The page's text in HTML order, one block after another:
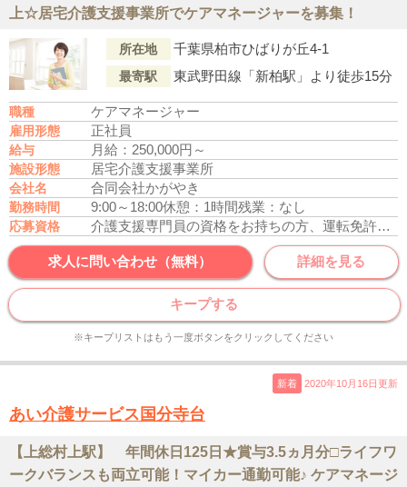
上☆居宅介護支援事業所でケアマネージャーを募集！
所在地 千葉県柏市ひばりが丘4-1
最寄駅 東武野田線「新柏駅」より徒歩15分
職種 ケアマネージャー
雇用形態 正社員
給与 月給：250,000円～
施設形態 居宅介護支援事業所
会社名 合同会社かがやき
勤務時間 9:00～18:00休憩：1時間残業：なし
応募資格 介護支援専門員の資格をお持ちの方、運転免許あれば尚可
求人に問い合わせ（無料） 詳細を見る
キープする
※キープリストはもう一度ボタンをクリックしてください
新着 2020年10月16日更新
あい介護サービス国分寺台
【上総村上駅】 年間休日125日★賞与3.5ヵ月分□ライフワ
ークバランスも両立可能！マイカー通勤可能♪ ケアマネージ